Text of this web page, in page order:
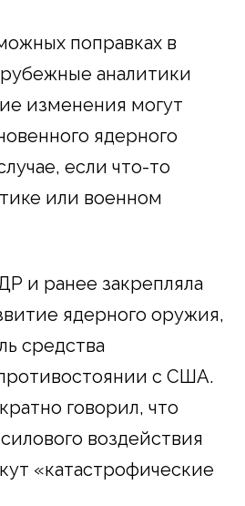
поправках в
аналитики
изменения могут
ядерного
если что-то
или военном
и ранее закрепляла
ядерного оружия,
средства
с США.
говорил, что
воздействия
«катастрофические